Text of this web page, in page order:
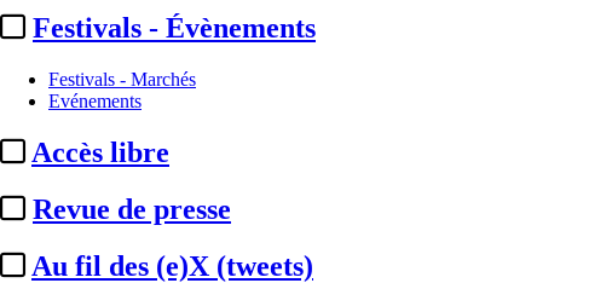
Festivals - Évènements
Festivals - Marchés
Evénements
Accès libre
Revue de presse
Au fil des (e)X (tweets)
...
Cet article est réservé à nos abonnés
94% reste à lire